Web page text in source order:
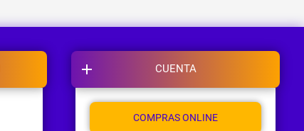
CUENTA
COMPRAS ONLINE